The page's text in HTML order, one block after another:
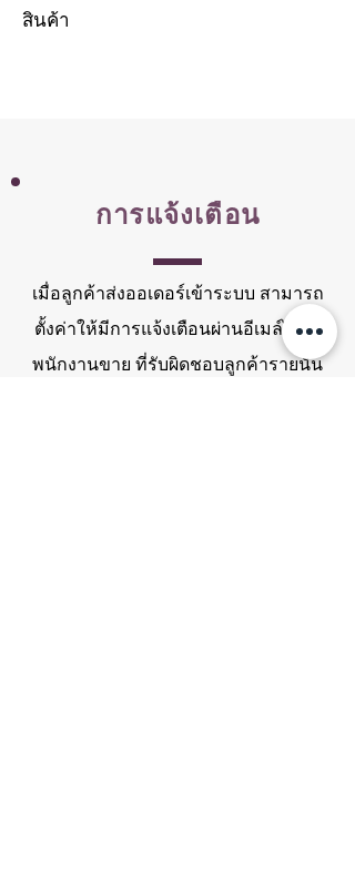
สินค้า
การแจ้งเตือน
เมื่อลูกค้าส่งออเดอร์เข้าระบบ สามารถ
ตั้งค่าให้มีการแจ้งเตือนผ่านอีเมล์ไปยัง
พนักงานขาย ที่รับผิดชอบลูกค้ารายนั้น